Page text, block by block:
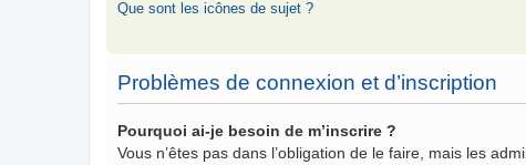
Que sont les icônes de sujet ?
Problèmes de connexion et d’inscription
Pourquoi ai-je besoin de m’inscrire ?
Vous n’êtes pas dans l’obligation de le faire, mais les